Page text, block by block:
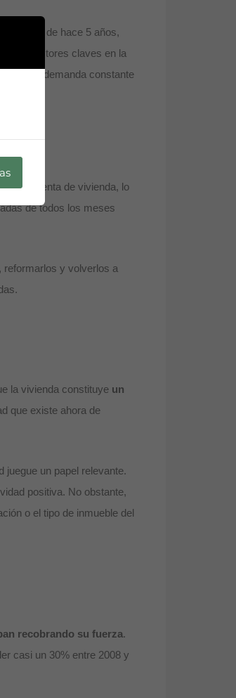
mes de hace 5 años,
los factores claves en la
una demanda constante
de vivienda, lo
de todos los meses
reformarlos y volverlos a
la vivienda constituye un
que existe ahora de
juegue un papel relevante.
positiva. No obstante,
o el tipo de inmueble del
recobrando su fuerza.
casi un 30% entre 2008 y